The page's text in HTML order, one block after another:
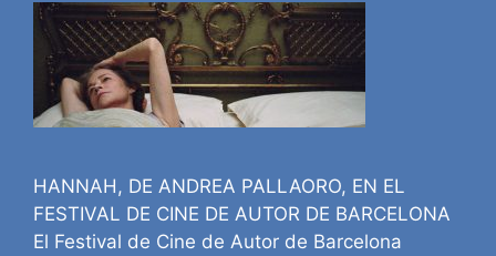
HANNAH, DE ANDREA PALLAORO, EN EL
FESTIVAL DE CINE DE AUTOR DE BARCELONA
El Festival de Cine de Autor de Barcelona